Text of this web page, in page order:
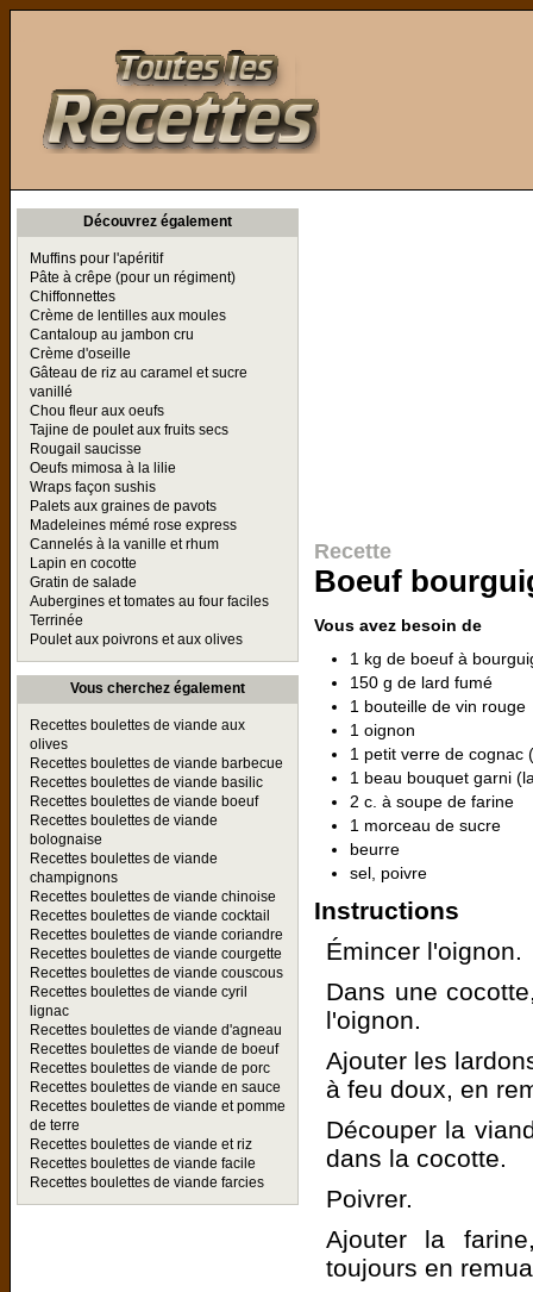
Découvrez également
Muffins pour l'apéritif
Pâte à crêpe (pour un régiment)
Chiffonnettes
Crème de lentilles aux moules
Cantaloup au jambon cru
Crème d'oseille
Gâteau de riz au caramel et sucre
vanillé
Chou fleur aux oeufs
Tajine de poulet aux fruits secs
Rougail saucisse
Oeufs mimosa à la lilie
Wraps façon sushis
Palets aux graines de pavots
Madeleines mémé rose express
Cannelés à la vanille et rhum
Lapin en cocotte
Gratin de salade
Aubergines et tomates au four faciles
Terrinée
Poulet aux poivrons et aux olives
Vous cherchez également
Recettes boulettes de viande aux
olives
Recettes boulettes de viande barbecue
Recettes boulettes de viande basilic
Recettes boulettes de viande boeuf
Recettes boulettes de viande
bolognaise
Recettes boulettes de viande
champignons
Recettes boulettes de viande chinoise
Recettes boulettes de viande cocktail
Recettes boulettes de viande coriandre
Recettes boulettes de viande courgette
Recettes boulettes de viande couscous
Recettes boulettes de viande cyril
lignac
Recettes boulettes de viande d'agneau
Recettes boulettes de viande de boeuf
Recettes boulettes de viande de porc
Recettes boulettes de viande en sauce
Recettes boulettes de viande et pomme
de terre
Recettes boulettes de viande et riz
Recettes boulettes de viande facile
Recettes boulettes de viande farcies
Recette
Boeuf
Vous avez besoin de
1 kg de boeuf à
150 g de lard fumé
1 bouteille de vin rouge
1 oignon
1 petit verre de cognac
1 beau bouquet garni
2 c. à soupe de farine
1 morceau de sucre
beurre
sel, poivre
Instructions
Émincer l'oignon.
Dans une
l'oignon.
Ajouter les
à feu doux, en
Découper la
dans la cocotte.
Poivrer.
Ajouter la
toujours en